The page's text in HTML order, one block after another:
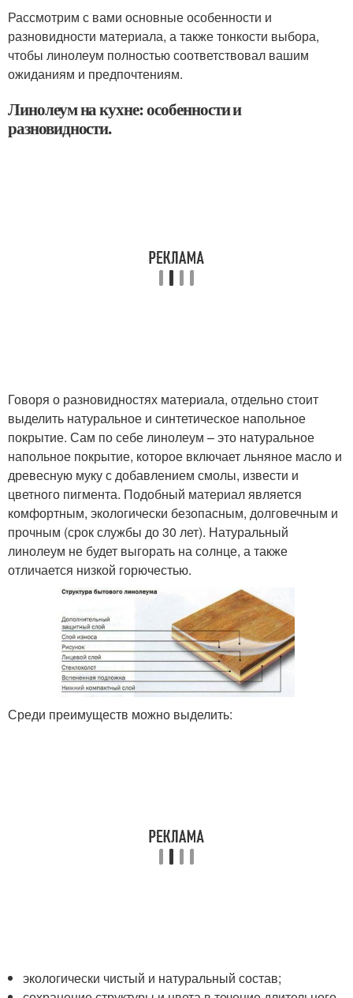
Рассмотрим с вами основные особенности и
разновидности материала, а также тонкости выбора,
чтобы линолеум полностью соответствовал вашим
ожиданиям и предпочтениям.
Линолеум на кухне: особенности и
разновидности.
Говоря о разновидностях материала, отдельно стоит
выделить натуральное и синтетическое напольное
покрытие. Сам по себе линолеум – это натуральное
напольное покрытие, которое включает льняное масло и
древесную муку с добавлением смолы, извести и
цветного пигмента. Подобный материал является
комфортным, экологически безопасным, долговечным и
прочным (срок службы до 30 лет). Натуральный
линолеум не будет выгорать на солнце, а также
отличается низкой горючестью.
Среди преимуществ можно выделить:
экологически чистый и натуральный состав;